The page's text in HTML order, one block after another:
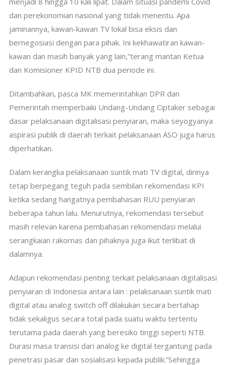
dan perekonomian nasional yang tidak menentu. Apa
jaminannya, kawan-kawan TV lokal bisa eksis dan
bernegosiasi dengan para pihak. Ini kekhawatiran kawan-
kawan dan masih banyak yang lain,”terang mantan Ketua
dan Komisioner KPID NTB dua periode ini.
Ditambahkan, pasca MK memerintahkan DPR dan
Pemerintah memperbaiki Undang-Undang Ciptaker sebagai
dasar pelaksanaan digitalisasi penyiaran, maka seyogyanya
aspirasi publik di daerah terkait pelaksanaan ASO juga harus
diperhatikan.
Dalam kerangka pelaksanaan suntik mati TV digital, dirinya
tetap berpegang teguh pada sembilan rekomendasi KPI
ketika sedang hangatnya pembahasan RUU penyiaran
beberapa tahun lalu. Menurutnya, rekomendasi tersebut
masih relevan karena pembahasan rekomendasi melalui
serangkaian rakornas dan pihaknya juga ikut terlibat di
dalamnya.
Adapun rekomendasi penting terkait pelaksanaan digitalisasi
penyiaran di Indonesia antara lain : pelaksanaan suntik mati
digital atau analog switch off dilakukan secara bertahap
tidak sekaligus secara total pada suatu waktu tertentu
terutama pada daerah yang beresiko tinggi seperti NTB.
Durasi masa transisi dari analog ke digital tergantung pada
penetrasi pasar dan sosialisasi kepada publik.”Sehingga